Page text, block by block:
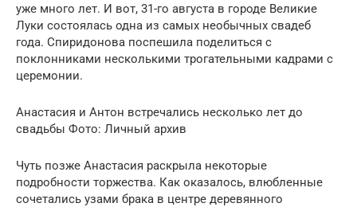
уже много лет. И вот, 31-го августа в городе Великие
Луки состоялась одна из самых необычных свадеб
года. Спиридонова поспешила поделиться с
поклонниками несколькими трогательными кадрами с
церемонии.
Анастасия и Антон встречались несколько лет до
свадьбы Фото: Личный архив
Чуть позже Анастасия раскрыла некоторые
подробности торжества. Как оказалось, влюбленные
сочетались узами брака в центре деревянного